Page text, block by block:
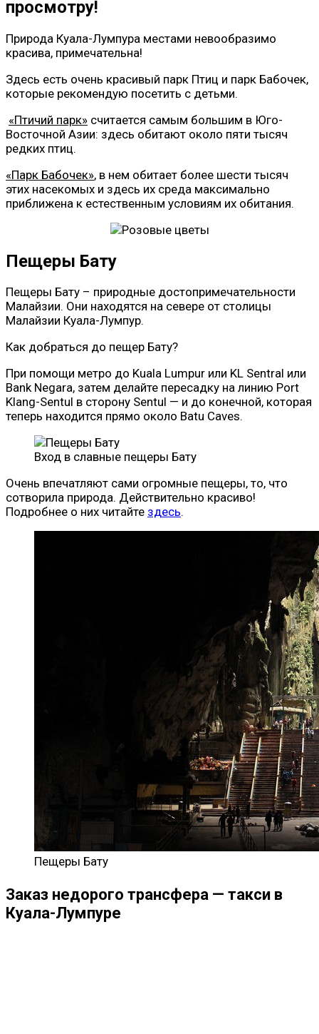
просмотру!
Природа Куала-Лумпура местами невообразимо
красива, примечательна!
Здесь есть очень красивый парк Птиц и парк Бабочек,
которые рекомендую посетить с детьми.
«Птичий парк» считается самым большим в Юго-
Восточной Азии: здесь обитают около пяти тысяч
редких птиц.
«Парк Бабочек», в нем обитает более шести тысяч
этих насекомых и здесь их среда максимально
приближена к естественным условиям их обитания.
Пещеры Бату
Пещеры Бату – природные достопримечательности
Малайзии. Они находятся на севере от столицы
Малайзии Куала-Лумпур.
Как добраться до пещер Бату?
При помощи метро до Kuala Lumpur или KL Sentral или
Bank Negara, затем делайте пересадку на линию Port
Klang-Sentul в сторону Sentul — и до конечной, которая
теперь находится прямо около Batu Caves.
Вход в славные пещеры Бату
Очень впечатляют сами огромные пещеры, то, что
сотворила природа. Действительно красиво!
Подробнее о них читайте здесь.
Пещеры Бату
Заказ недорого трансфера — такси в
Куала-Лумпуре